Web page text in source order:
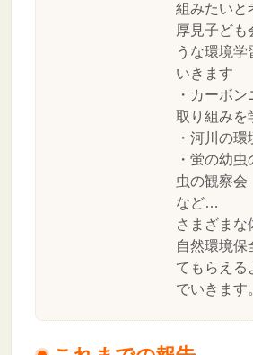
組みたいと
厚見子ども
うな環境学
いきます
・カーボ
取り組みを
・河川の
・蛍の幼
虫の観察会
など…
さまざまな
自然環境保
てもらえる
でいきます